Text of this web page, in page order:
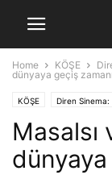
Home KÖŞE
dünyaya geçiş
KÖŞE Diren
Masalsı
dünyaya